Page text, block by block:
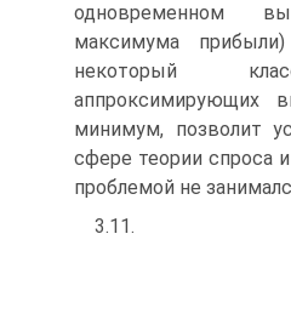
одновременном
максимума
некоторый
аппроксимирующих
минимум, позволит
сфере теории спроса
проблемой не
3.11.